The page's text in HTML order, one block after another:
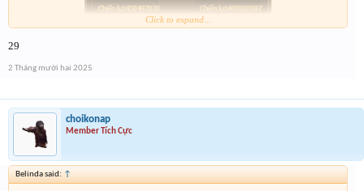
Click to expand...
29
2 Tháng mười hai 2025
choikonap
Member Tích Cực
Belinda said: ↑